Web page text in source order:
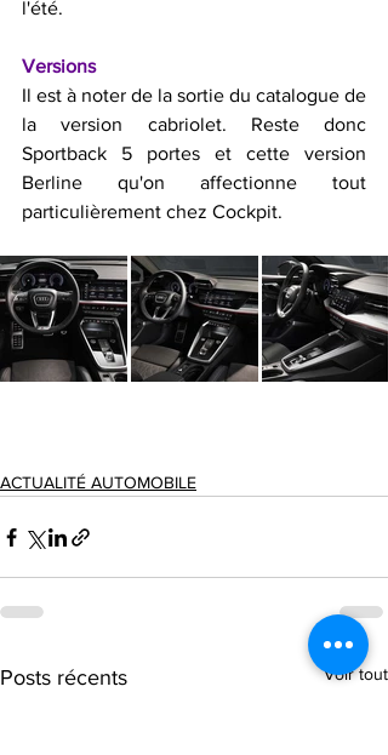
l'été.
Versions
Il est à noter de la sortie du catalogue de
la version cabriolet. Reste donc
Sportback 5 portes et cette version
Berline qu'on affectionne tout
particulièrement chez Cockpit.
ACTUALITÉ AUTOMOBILE
Posts récents Voir tout